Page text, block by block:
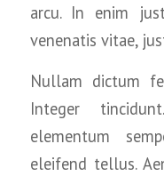
arcu. In enim
venenatis vitae,
Nullam dictum
Integer
elementum
eleifend tellus.